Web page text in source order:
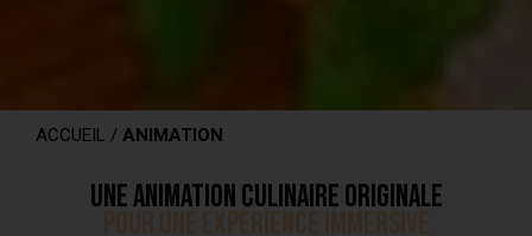
ACCUEIL / ANIMATION
Une animation culinaire originale